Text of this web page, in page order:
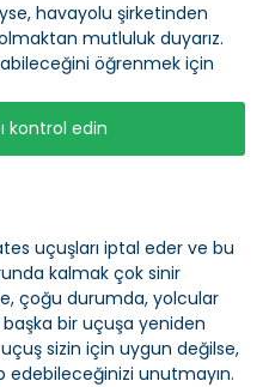
havayolu şirketinden
mutluluk duyarız.
öğrenmek için
kontrol edin
uçuşları iptal eder ve bu
kalmak çok sinir
çoğu durumda, yolcular
bir uçuşa yeniden
sizin için uygun değilse,
edebileceğinizi unutmayın.